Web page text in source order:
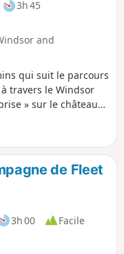
3h 45
and
qui suit le parcours
travers le Windsor
» sur le château
de Fleet
3h 00
Facile